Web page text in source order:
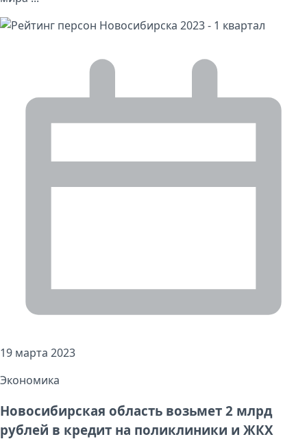
19 марта 2023
Экономика
Новосибирская область возьмет 2 млрд
рублей в кредит на поликлиники и ЖКХ